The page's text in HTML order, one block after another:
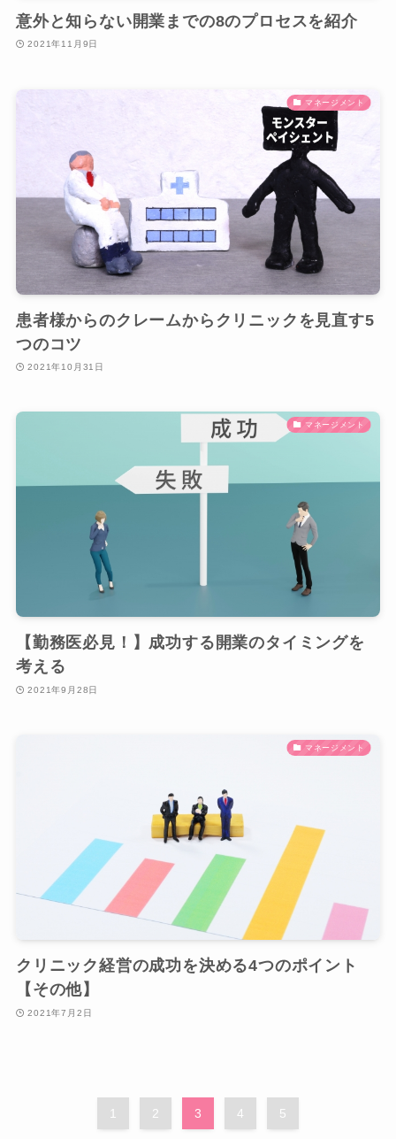
意外と知らない開業までの8のプロセスを紹介
2021年11月9日
マネージメント
患者様からのクレームからクリニックを見直す5
つのコツ
2021年10月31日
マネージメント
【勤務医必見！】成功する開業のタイミングを
考える
2021年9月28日
マネージメント
クリニック経営の成功を決める4つのポイント
【その他】
2021年7月2日
1 2 3 4 5